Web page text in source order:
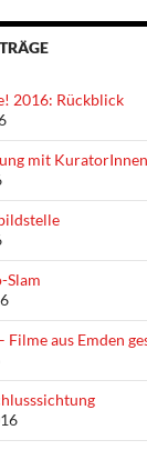
2016: Rückblick
mit KuratorInnen
Slam
Filme aus Emden